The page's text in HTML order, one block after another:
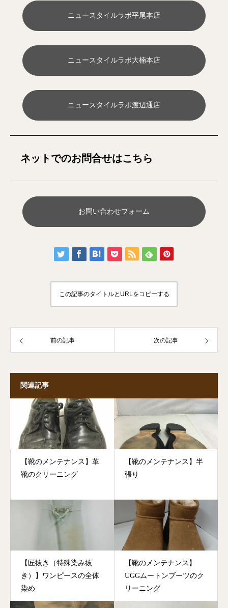
ニュースタイルラボ平尾本店
ニュースタイルラボ大楠本店
ニュースタイルラボ渡辺通店
ネットでのお問合せはこちら
お問い合わせフォーム
この記事のタイトルとURLをコピーする
前の記事 次の記事
関連記事
【靴のメンテナンス】革
靴のクリーニング
【靴のメンテナンス】半
張り
【匠抜き（特殊染み抜
き）】ワンピースの全体
染め
【靴のメンテナンス】
UGGムートンブーツのク
リーニング